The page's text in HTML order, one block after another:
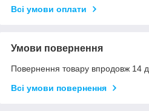
Всі умови оплати
Умови повернення
Повернення товару впродовж 14
Всі умови повернення